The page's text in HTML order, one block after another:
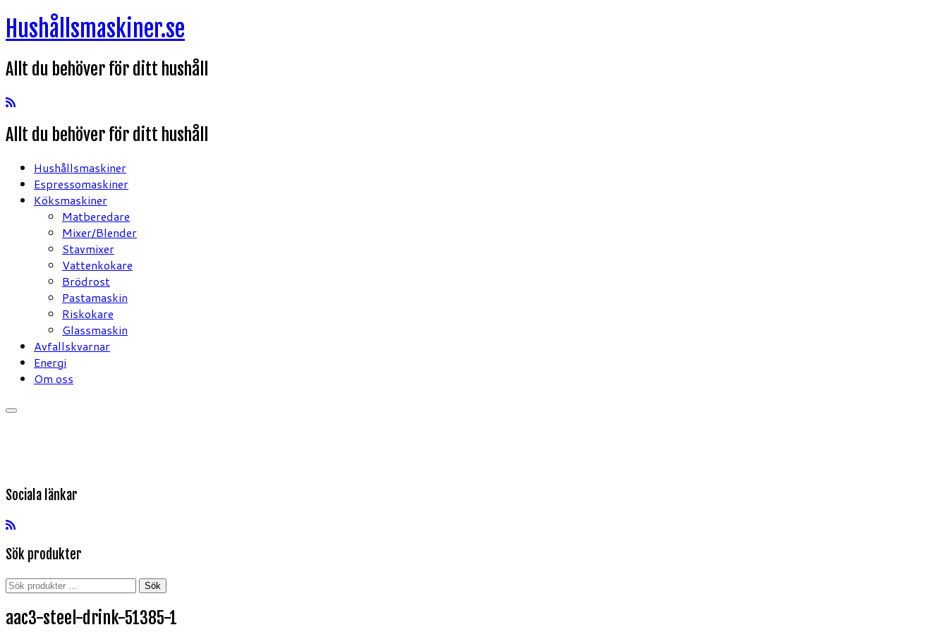
Hoppa
till
Hushållsmaskiner.se
Allt du behöver för ditt hushåll
Allt du behöver för ditt hushåll
Hushållsmaskiner
Espressomaskiner
Köksmaskiner
Matberedare
Mixer/Blender
Stavmixer
Vattenkokare
Brödrost
Pastamaskin
Riskokare
Glassmaskin
Avfallskvarnar
Energi
Om oss
Sociala länkar
Sök produkter
Sök
Sök
aac3-steel-drink-51385-1